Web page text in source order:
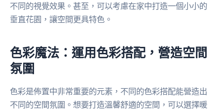
不同的視覺效果。甚至，可以考慮在家中打造一個小小的
垂直花園，讓空間更具特色。
色彩魔法：運用色彩搭配，營造空間
氛圍
色彩是佈置中非常重要的元素，不同的色彩搭配能營造出
不同的空間氛圍。想要打造溫馨舒適的空間，可以選擇暖